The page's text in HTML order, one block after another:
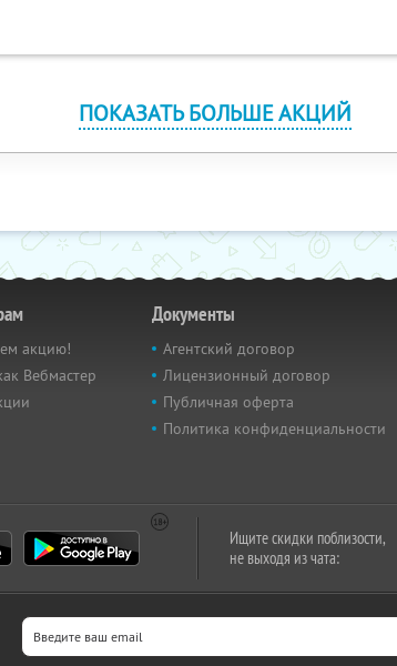
ПОКАЗАТЬ БОЛЬШЕ АКЦИЙ
акцию!
Вебмастер
Документы
Агентский договор
Лицензионный договор
Публичная оферта
Политика конфиденциальности
Ищите скидки поблизости,
не выходя из чата: